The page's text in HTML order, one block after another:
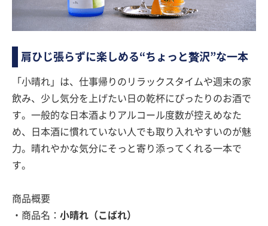
肩ひじ張らずに楽しめる“ちょっと贅沢”な一本
「小晴れ」は、仕事帰りのリラックスタイムや週末の家
飲み、少し気分を上げたい日の乾杯にぴったりのお酒で
す。一般的な日本酒よりアルコール度数が控えめなた
め、日本酒に慣れていない人でも取り入れやすいのが魅
力。晴れやかな気分にそっと寄り添ってくれる一本で
す。
商品概要
・商品名： 小晴れ（こばれ）